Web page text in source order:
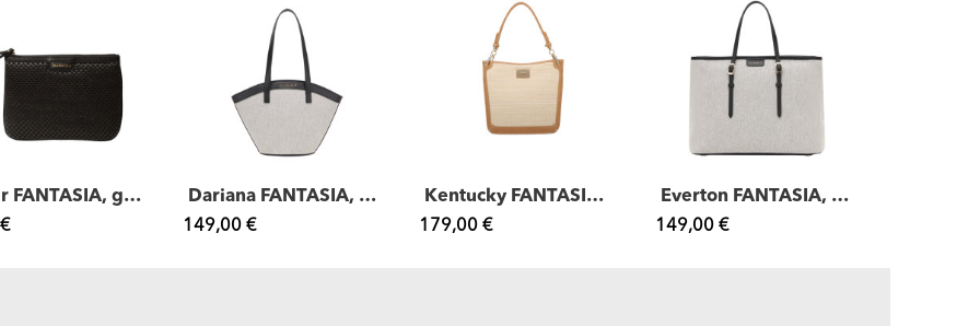
Jaipur FANTASIA, grande pochette
Dariana FANTASIA, petit sac porté épaule
149,00 €
Kentucky FANTASIA, petit sac porté épaule...
179,00 €
Everton FANTASIA, sac cabas
149,00 €